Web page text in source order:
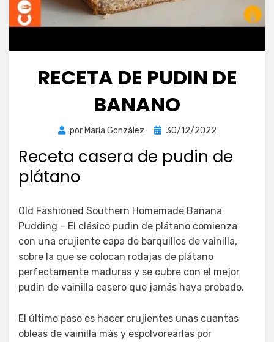
RECETA DE PUDIN DE
BANANO
por María González
Publicada
30/12/2022
Receta casera de pudin de
plátano
Old Fashioned Southern Homemade Banana
Pudding – El clásico pudin de plátano comienza
con una crujiente capa de barquillos de vainilla,
sobre la que se colocan rodajas de plátano
perfectamente maduras y se cubre con el mejor
pudin de vainilla casero que jamás haya probado.
El último paso es hacer crujientes unas cuantas
obleas de vainilla más y espolvorearlas por